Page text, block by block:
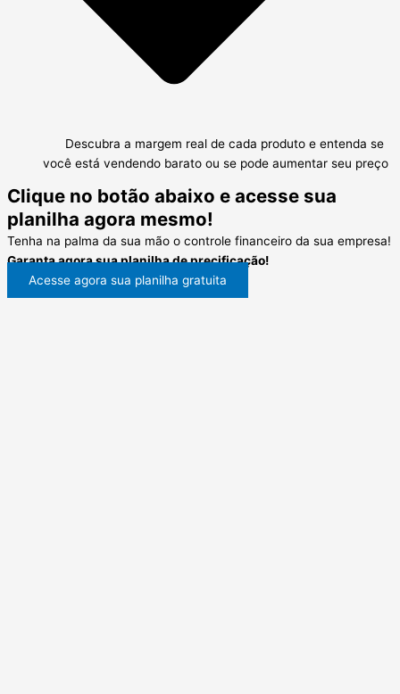
Descubra a margem real de cada produto e entenda se
você está vendendo barato ou se pode aumentar seu preço
Clique no botão abaixo e acesse sua
planilha agora mesmo!
Tenha na palma da sua mão o controle financeiro da sua empresa!
Garanta agora sua planilha de precificação!
Acesse agora sua planilha gratuita